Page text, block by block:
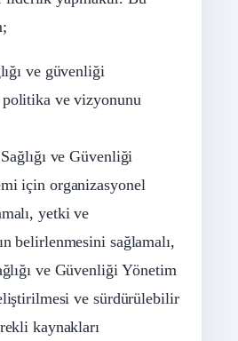
ve güvenliği
politika ve vizyonunu
ve Güvenliği
için organizasyonel
yetki ve
belirlenmesini sağlamalı,
ve Güvenliği Yönetim
ve sürdürülebilir
kaynakları